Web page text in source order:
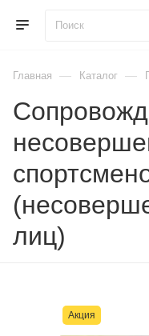
Главная — Каталог —
лиц)
Акция